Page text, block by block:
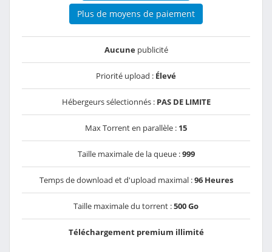
Plus de moyens de paiement
Aucunepublicité
Priorité upload : Élevé
Hébergeurs sélectionnés : PAS DE LIMITE
Max Torrent en parallèle : 15
Taille maximale de la queue :999
Temps de download et d'upload maximal :96 Heures
Taille maximale du torrent :500 Go
Téléchargement premium illimité